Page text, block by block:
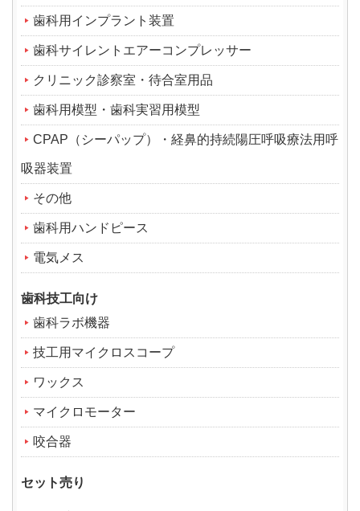
歯科用インプラント装置
歯科サイレントエアーコンプレッサー
クリニック診察室・待合室用品
歯科用模型・歯科実習用模型
CPAP（シーパップ）・経鼻的持続陽圧呼吸療法用呼
吸器装置
その他
歯科用ハンドピース
電気メス
歯科技工向け
歯科ラボ機器
技工用マイクロスコープ
ワックス
マイクロモーター
咬合器
セット売り